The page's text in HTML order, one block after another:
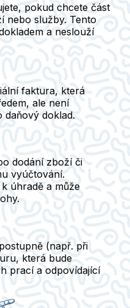
pokud chcete část
nebo služby. Tento
a neslouží
faktura, která
ale není
daňový doklad.
dodání zboží či
vyúčtování.
úhradě a může
(např. při
která bude
prací a odpovídající